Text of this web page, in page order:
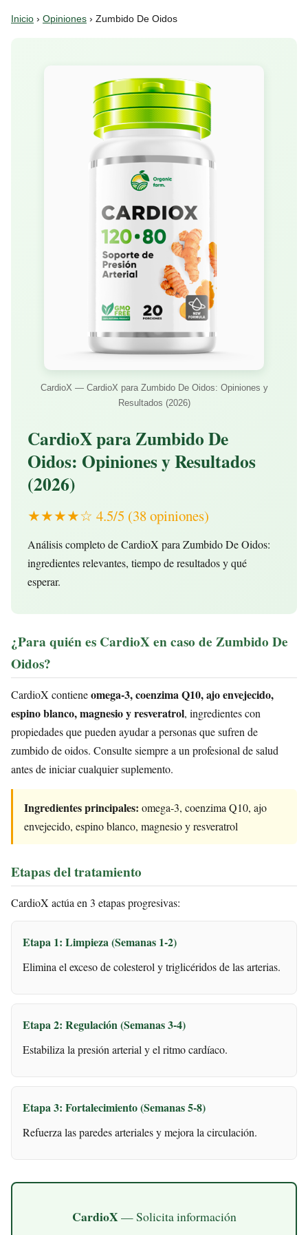
Inicio › Opiniones › Zumbido De Oidos
CardioX — CardioX para Zumbido De Oidos: Opiniones y
Resultados (2026)
CardioX para Zumbido De
Oidos: Opiniones y Resultados
(2026)
★★★★☆ 4.5/5 (38 opiniones)
Análisis completo de CardioX para Zumbido De Oidos:
ingredientes relevantes, tiempo de resultados y qué
esperar.
¿Para quién es CardioX en caso de Zumbido De
Oidos?
CardioX contieneomega-3, coenzima Q10, ajo envejecido,
espino blanco, magnesio y resveratrol, ingredientes con
propiedades que pueden ayudar a personas que sufren de
zumbido de oidos. Consulte siempre a un profesional de salud
antes de iniciar cualquier suplemento.
Ingredientes principales: omega-3, coenzima Q10, ajo
envejecido, espino blanco, magnesio y resveratrol
Etapas del tratamiento
CardioX actúa en 3 etapas progresivas:
Etapa 1: Limpieza (Semanas 1-2)
Elimina el exceso de colesterol y triglicéridos de las arterias.
Etapa 2: Regulación (Semanas 3-4)
Estabiliza la presión arterial y el ritmo cardíaco.
Etapa 3: Fortalecimiento (Semanas 5-8)
Refuerza las paredes arteriales y mejora la circulación.
CardioX— Solicita información